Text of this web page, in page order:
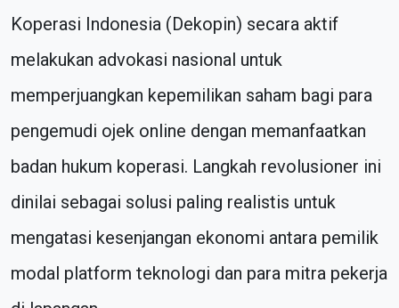
Koperasi Indonesia (Dekopin) secara aktif
melakukan advokasi nasional untuk
memperjuangkan kepemilikan saham bagi para
pengemudi ojek online dengan memanfaatkan
badan hukum koperasi. Langkah revolusioner ini
dinilai sebagai solusi paling realistis untuk
mengatasi kesenjangan ekonomi antara pemilik
modal platform teknologi dan para mitra pekerja